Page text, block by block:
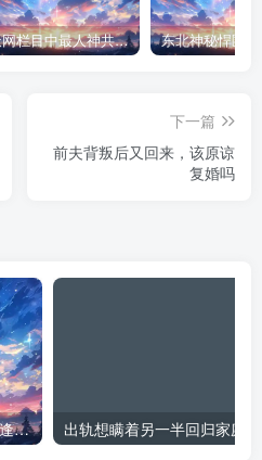
天网栏目中最人神共愤的一期《消失的夫妻》
下一篇
前夫背叛后又回来，该原谅
复婚吗
54岁女人出轨自述：本以为逢场作戏